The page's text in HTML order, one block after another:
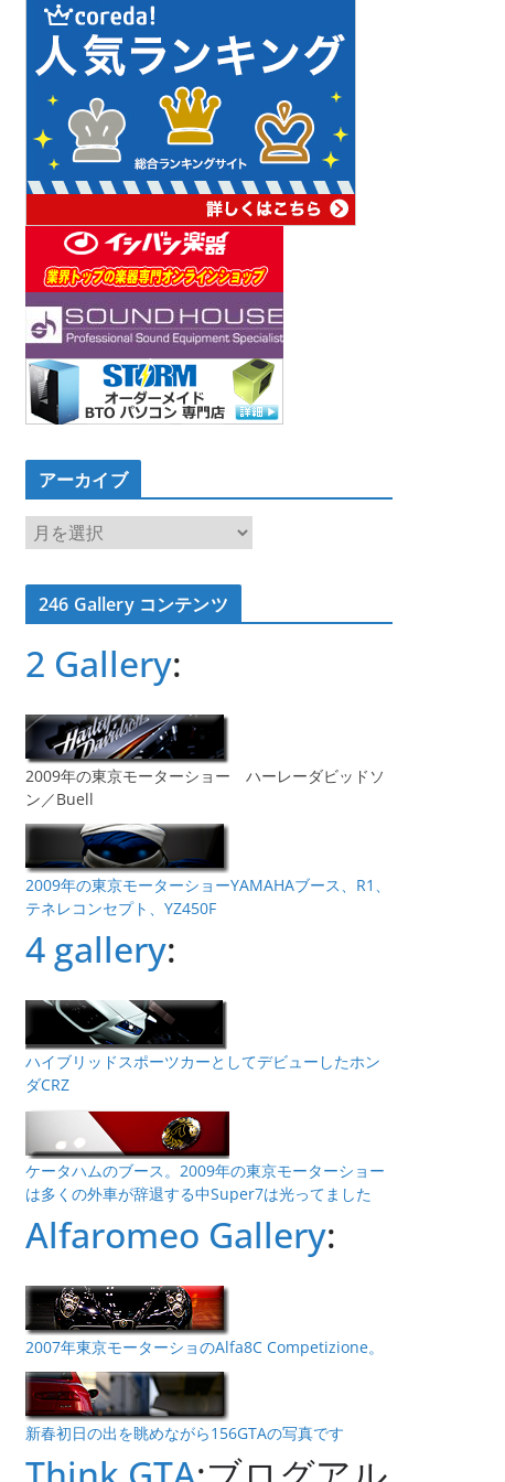
アーカイブ
ア
ー
カ
イ246 Gallery コンテンツ
2 Gallery:
2009年の東京モーターショー ハーレーダビッドソ
ン／Buell
2009年の東京モーターショーYAMAHAブース、R1、
テネレコンセプト、YZ450F
4 gallery:
ハイブリッドスポーツカーとしてデビューしたホン
ダCRZ
ケータハムのブース。2009年の東京モーターショー
は多くの外車が辞退する中Super7は光ってました
Alfaromeo Gallery:
2007年東京モーターショのAlfa8C Competizione。
新春初日の出を眺めながら156GTAの写真です